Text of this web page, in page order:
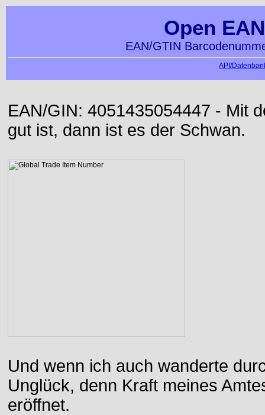
Open
EAN/GTIN
API/
EAN/GIN: 4051435054447 - Mit
gut ist, dann ist es der Schwan.
Und wenn ich auch wanderte
Unglück, denn Kraft meines
eröffnet.